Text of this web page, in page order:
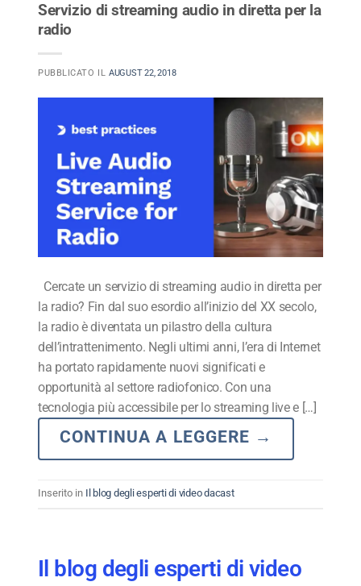
Servizio di streaming audio in diretta per la
radio
PUBBLICATO IL AUGUST 22, 2018
Cercate un servizio di streaming audio in diretta per
la radio? Fin dal suo esordio all’inizio del XX secolo,
la radio è diventata un pilastro della cultura
dell’intrattenimento. Negli ultimi anni, l’era di Internet
ha portato rapidamente nuovi significati e
opportunità al settore radiofonico. Con una
tecnologia più accessibile per lo streaming live e […]
CONTINUA A LEGGERE →
Inserito in Il blog degli esperti di video dacast
Il blog degli esperti di video